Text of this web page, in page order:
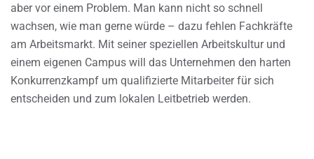
aber vor einem Problem. Man kann nicht so schnell
wachsen, wie man gerne würde – dazu fehlen Fachkräfte
am Arbeitsmarkt. Mit seiner speziellen Arbeitskultur und
einem eigenen Campus will das Unternehmen den harten
Konkurrenzkampf um qualifizierte Mitarbeiter für sich
entscheiden und zum lokalen Leitbetrieb werden.